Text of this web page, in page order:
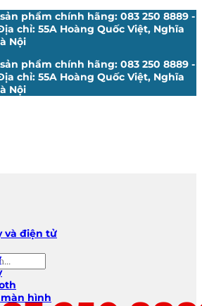
phẩm chính hãng: 083 250 8889 -
chỉ: 55A Hoàng Quốc Việt, Nghĩa
Nội
phẩm chính hãng: 083 250 8889 -
chỉ: 55A Hoàng Quốc Việt, Nghĩa
Nội
và điện tử
hình